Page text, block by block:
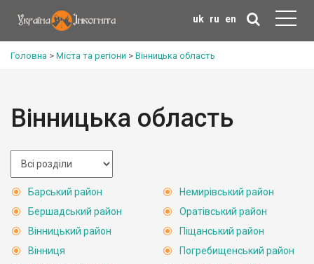
uk ru en
Головна > Міста та регіони > Вінницька область
Вінницька область
Барський район
Бершадський район
Вінницький район
Вінниця
Немирівський район
Оратівський район
Піщанський район
Погребищенський район